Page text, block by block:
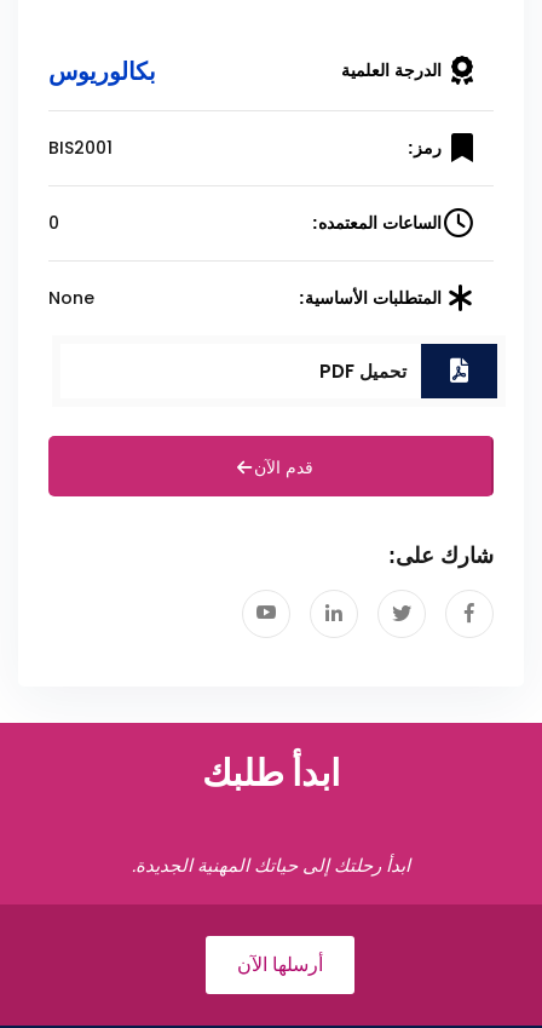
الدرجة العلمية بكالوريوس
رمز: BIS2001
الساعات المعتمده: 0
المتطلبات الأساسية: None
تحميل PDF
قدم الآن
شارك على:
ابدأ طلبك
ابدأ رحلتك إلى حياتك المهنية الجديدة.
أرسلها الآن